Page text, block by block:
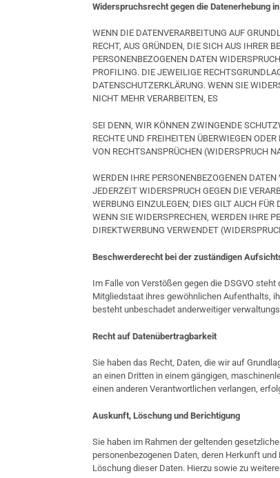
Widerspruchsrecht gegen die Datenerhebung
WENN DIE DATENVERARBEITUNG AUF
RECHT, AUS GRÜNDEN, DIE SICH AUS IHRER
PERSONENBEZOGENEN DATEN
PROFILING. DIE JEWEILIGE
DATENSCHUTZERKLÄRUNG. WENN SIE
NICHT MEHR VERARBEITEN, ES
SEI DENN, WIR KÖNNEN ZWINGENDE
RECHTE UND FREIHEITEN ÜBERWIEGEN
VON RECHTSANSPRÜCHEN (WIDERSPRUCH
WERDEN IHRE PERSONENBEZOGENEN
JEDERZEIT WIDERSPRUCH GEGEN DIE
WERBUNG EINZULEGEN; DIES GILT AUCH
WENN SIE WIDERSPRECHEN, WERDEN IHRE
DIREKTWERBUNG VERWENDET
Beschwerderecht bei der zuständigen
Im Falle von Verstößen gegen die DSGVO
Mitgliedstaat ihres gewöhnlichen Aufenthalts,
besteht unbeschadet anderweitiger
Recht auf Datenübertragbarkeit
Sie haben das Recht, Daten, die wir auf
an einen Dritten in einem gängigen,
einen anderen Verantwortlichen verlangen,
Auskunft, Löschung und Berichtigung
Sie haben im Rahmen der geltenden
personenbezogenen Daten, deren Herkunft
Löschung dieser Daten. Hierzu sowie zu